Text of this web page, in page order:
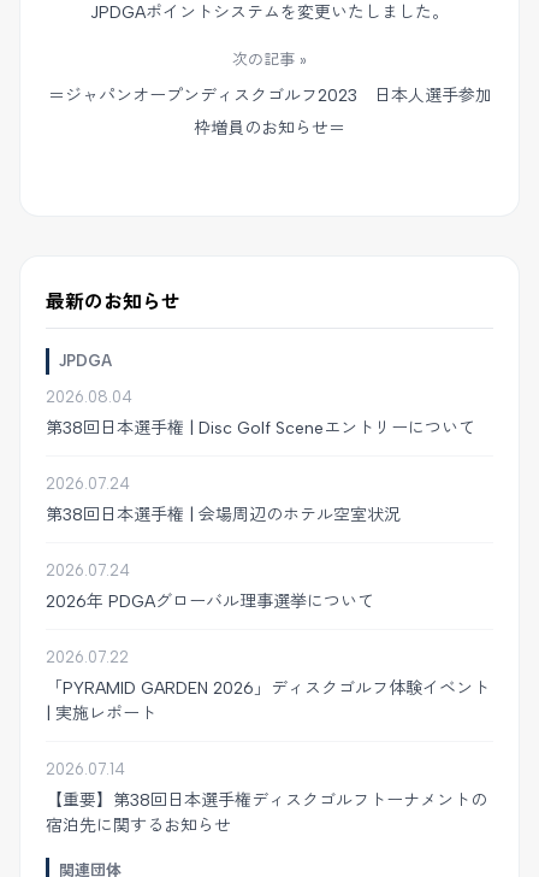
JPDGAポイントシステムを変更いたしました。
次の記事 »
＝ジャパンオープンディスクゴルフ2023 日本人選手参加
枠増員のお知らせ＝
最新のお知らせ
JPDGA
2026.08.04
第38回日本選手権 | Disc Golf Sceneエントリーについて
2026.07.24
第38回日本選手権 | 会場周辺のホテル空室状況
2026.07.24
2026年 PDGAグローバル理事選挙について
2026.07.22
「PYRAMID GARDEN 2026」ディスクゴルフ体験イベント
| 実施レポート
2026.07.14
【重要】第38回日本選手権ディスクゴルフトーナメントの
宿泊先に関するお知らせ
関連団体